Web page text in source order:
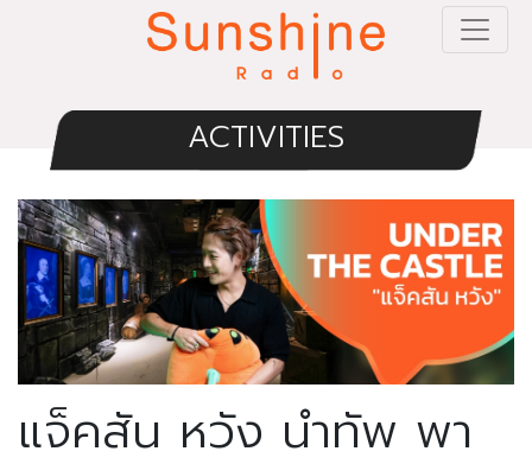
ACTIVITIES
แจ็คสัน หวัง นำทัพ พา